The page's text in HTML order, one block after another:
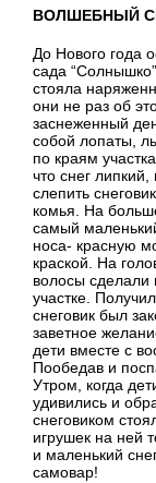
ВОЛШЕБНЫЙ
До Нового года
сада
стояла
они не раз об
заснеженный
собой лопаты,
по краям
что снег
слепить
комья. На
самый
носа- красную
краской. На
волосы сделали
участке.
снеговик был
заветное
дети вместе с
Пообедав и
Утром, когда
удивились и
снеговиком
игрушек на ней
и маленький
самовар!